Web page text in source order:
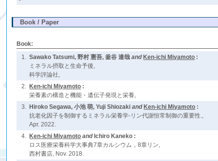
Book / Paper
Book:
1. Sawako Tatsumi, 野村 憲吾, 釜谷 達哉 and Ken-ichi Miyamoto :
ミネラル摂取と生命予後,
科学評論社,
2. Ken-ichi Miyamoto :
栄養素の構造と機能・遺伝子発現と栄養,
3. Hiroko Segawa, 小池 萌, Yuji Shiozaki and Ken-ichi Miyamoto :
抗老化因子を制御するミネラル栄養学-リン代謝恒常制御の重要性.,
Apr. 2022.
4. Ken-ichi Miyamoto and Ichiro Kaneko :
ロス医療栄養科学大事典7章カルシウム，8章リン,
西村書店, Nov. 2018.